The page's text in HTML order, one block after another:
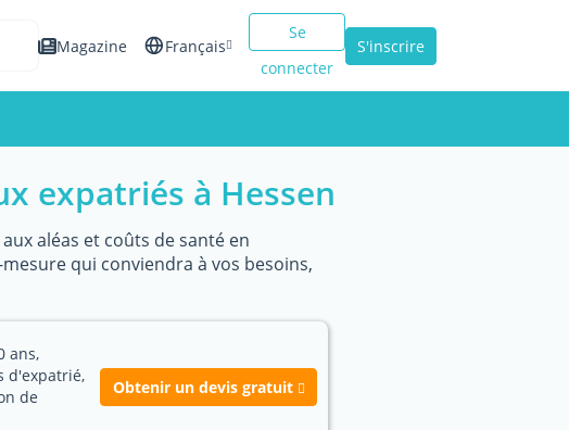
Magazine Français
Italiano
Se
connecter
S'inscrire
expatriés à Hessen
aléas et coûts de santé en
qui conviendra à vos besoins,
ans,
d'expatrié,
de
Obtenir un devis gratuit